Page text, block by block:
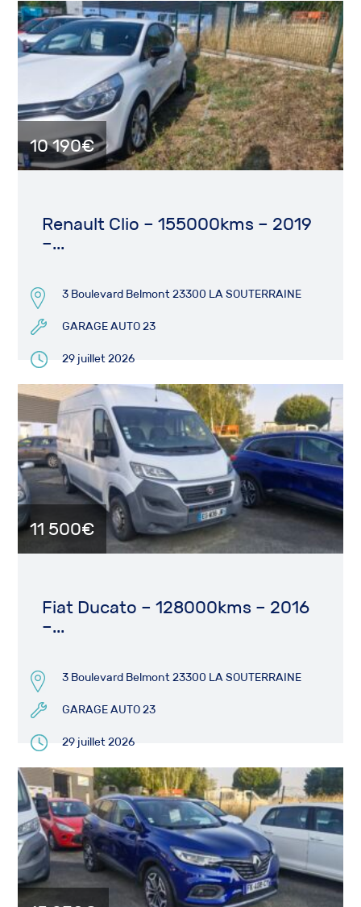
10 190€
Renault Clio – 155000kms – 2019
–...
3 Boulevard Belmont 23300 LA SOUTERRAINE
GARAGE AUTO 23
29 juillet 2026
11 500€
Fiat Ducato – 128000kms – 2016
–...
3 Boulevard Belmont 23300 LA SOUTERRAINE
GARAGE AUTO 23
29 juillet 2026